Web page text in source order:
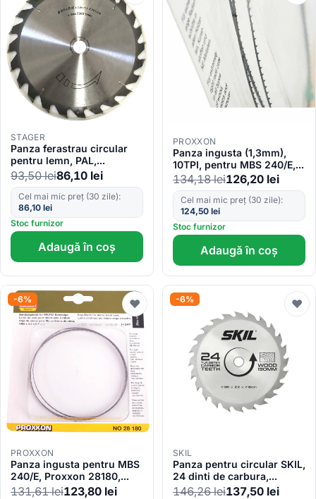
STAGER
Panza ferastrau circular
pentru lemn, PAL,
315x30x3.6mm, 24T
93,50lei86,10 lei
Cel mai mic preț (30 zile):
86,10 lei
Stoc furnizor
Adaugă în coș
PROXXON
Panza ingusta (1,3mm),
10TPI, pentru MBS 240/E,
Proxxon 28182
134,18lei126,20 lei
Cel mai mic preț (30 zile):
124,50 lei
Stoc furnizor
Adaugă în coș
-6% ♥
PROXXON
Panza ingusta pentru MBS
240/E, Proxxon 28180,
14TPI
131,61lei123,80 lei
-6% ♥
SKIL
Panza pentru circular SKIL,
24 dinti de carbura,
190×2.2x16mm
146,26lei137,50 lei